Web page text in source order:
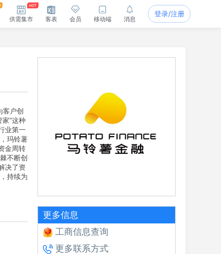
供需集市 客表 会员 移动端 消息
登录/注册
客户创
”这种
业第一
玛铃薯
金周转
不断创
决了资
持续为
更多信息
工商信息查询
更多联系方式